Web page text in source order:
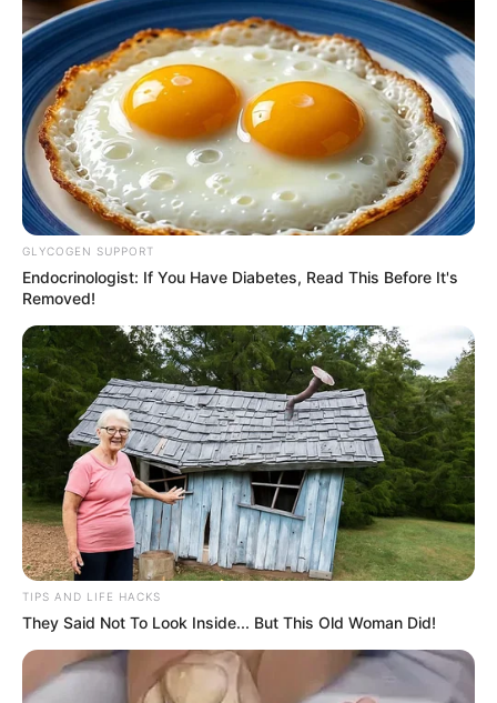
GLYCOGEN SUPPORT
Endocrinologist: If You Have Diabetes, Read This Before It's
Removed!
TIPS AND LIFE HACKS
They Said Not To Look Inside... But This Old Woman Did!